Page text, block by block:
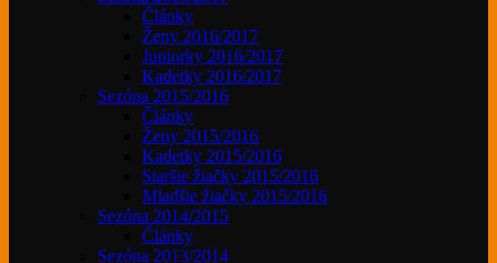
Články
Ženy 2016/2017
Juniorky 2016/2017
Kadetky 2016/2017
Sezóna 2015/2016
Články
Ženy 2015/2016
Kadetky 2015/2016
Staršie žiačky 2015/2016
Mladšie žiačky 2015/2016
Sezóna 2014/2015
Články
Sezóna 2013/2014